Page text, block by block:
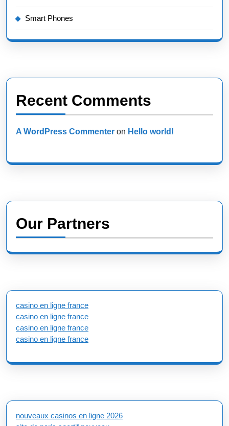
Smart Phones
Recent Comments
A WordPress Commenter on Hello world!
Our Partners
casino en ligne france
casino en ligne france
casino en ligne france
casino en ligne france
nouveaux casinos en ligne 2026